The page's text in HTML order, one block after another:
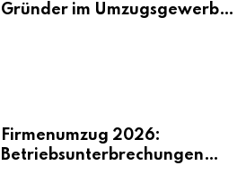
Gründer im Umzugsgewerbe
Firmenumzug 2026:
Betriebsunterbrechungen